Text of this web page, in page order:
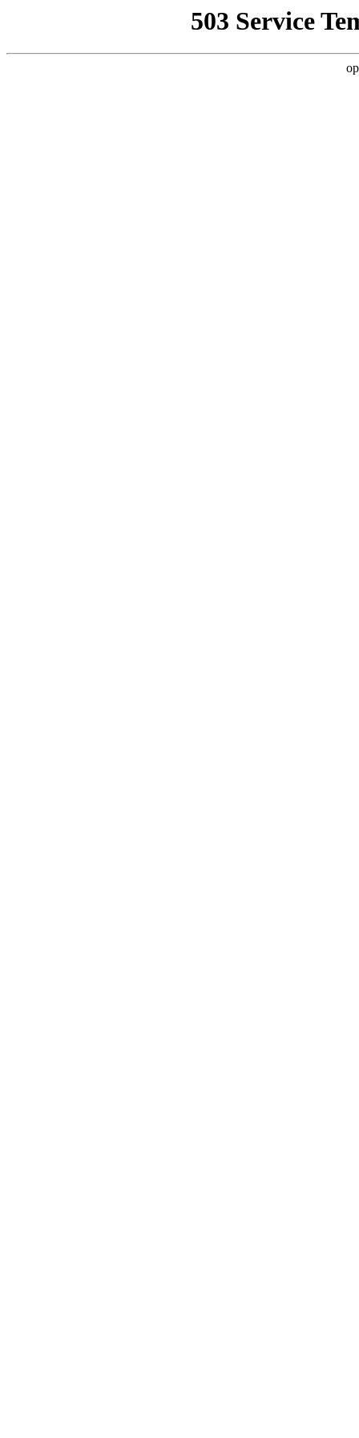
503 Service